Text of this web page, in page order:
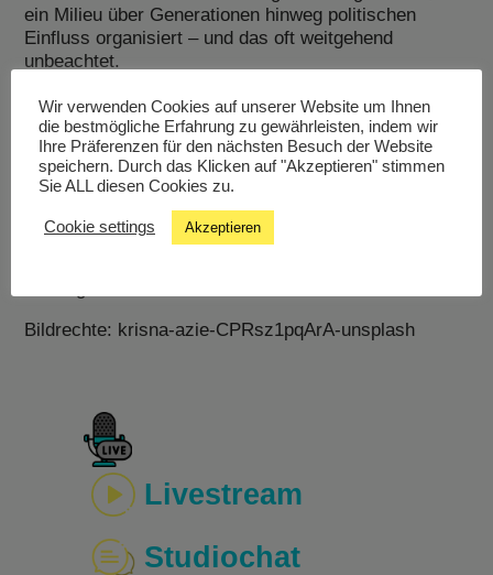
ein Milieu über Generationen hinweg politischen
Einfluss organisiert – und das oft weitgehend
unbeachtet.
Autonomen Antifa Freiburg, die seit Jahren zu
Verbindungen recherchieren, mit dem Journalisten
Lucius Teidelbaum und mit einer Person vom
Ladenschlussbündnis in Leipzig.
Danke an das Audioportal freier Radios für die
mögliche Beitragsübernahme.
Bildrechte: krisna-azie-CPRsz1pqArA-unsplash
Livestream
Studiochat
Wir verwenden Cookies auf unserer Website um Ihnen
die bestmögliche Erfahrung zu gewährleisten, indem wir
Ihre Präferenzen für den nächsten Besuch der Website
speichern. Durch das Klicken auf "Akzeptieren" stimmen
Sie ALL diesen Cookies zu.
Cookie settings Akzeptieren